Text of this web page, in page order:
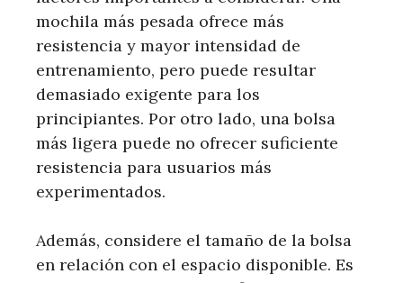
mochila más pesada ofrece más
resistencia y mayor intensidad de
entrenamiento, pero puede resultar
demasiado exigente para los
principiantes. Por otro lado, una bolsa
más ligera puede no ofrecer suficiente
resistencia para usuarios más
experimentados.
Además, considere el tamaño de la bolsa
en relación con el espacio disponible. Es